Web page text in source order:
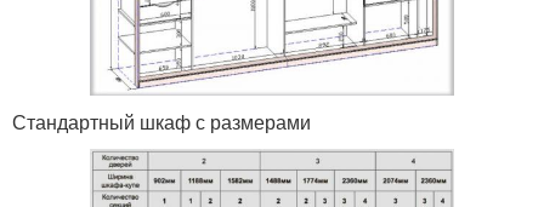
Стандартный шкаф с размерами